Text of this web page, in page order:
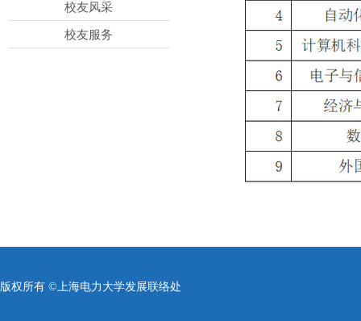
校友风采
校友服务
版权所有 ©上海电力大学发展联络处